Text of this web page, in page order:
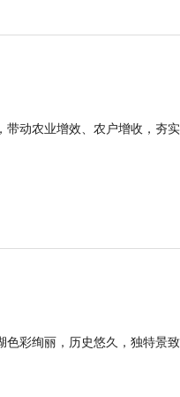
带动农业增效、农户增收，夯
色彩绚丽，历史悠久，独特景